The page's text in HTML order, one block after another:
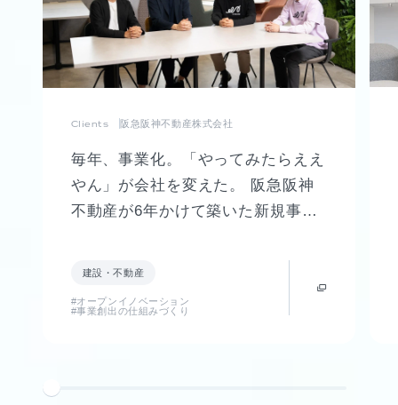
Clients 阪急阪神不動産株式会社
毎年、事業化。「やってみたらええ
やん」が会社を変えた。 阪急阪神
不動産が6年かけて築いた新規事業
建設・不動産
#オープンイノベーション
#事業創出の仕組みづくり